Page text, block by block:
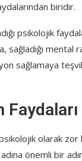
biridir.
psikolojik
sağladığı
sağlamaya
olarak
önemli bir